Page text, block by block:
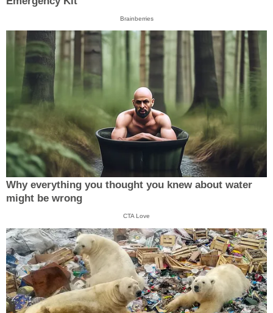
Brainberries
Why everything you thought you knew about water
might be wrong
CTA Love